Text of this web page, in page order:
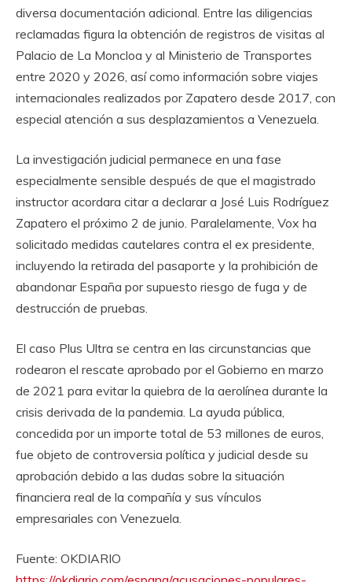
diversa documentación adicional. Entre las diligencias
reclamadas figura la obtención de registros de visitas al
Palacio de La Moncloa y al Ministerio de Transportes
entre 2020 y 2026, así como información sobre viajes
internacionales realizados por Zapatero desde 2017, con
especial atención a sus desplazamientos a Venezuela.
La investigación judicial permanece en una fase
especialmente sensible después de que el magistrado
instructor acordara citar a declarar a José Luis Rodríguez
Zapatero el próximo 2 de junio. Paralelamente, Vox ha
solicitado medidas cautelares contra el ex presidente,
incluyendo la retirada del pasaporte y la prohibición de
abandonar España por supuesto riesgo de fuga y de
destrucción de pruebas.
El caso Plus Ultra se centra en las circunstancias que
rodearon el rescate aprobado por el Gobierno en marzo
de 2021 para evitar la quiebra de la aerolínea durante la
crisis derivada de la pandemia. La ayuda pública,
concedida por un importe total de 53 millones de euros,
fue objeto de controversia política y judicial desde su
aprobación debido a las dudas sobre la situación
financiera real de la compañía y sus vínculos
empresariales con Venezuela.
Fuente: OKDIARIO